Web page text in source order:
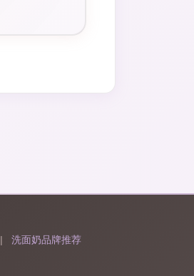
| 洗面奶品牌推荐